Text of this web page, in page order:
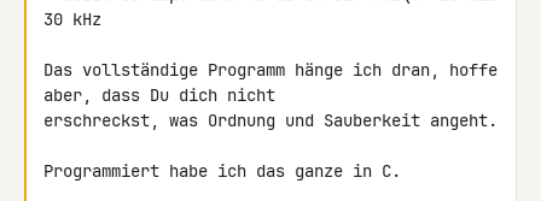
30 kHz
Das vollständige Programm hänge ich dran, hoffe
aber, dass Du dich nicht
erschreckst, was Ordnung und Sauberkeit angeht.
Programmiert habe ich das ganze in C.